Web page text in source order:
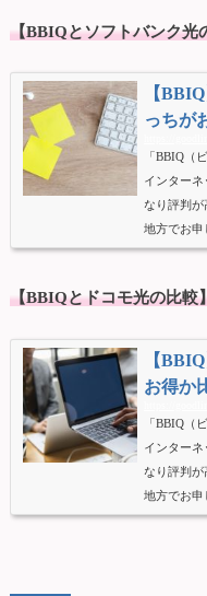
で候補に上
格安です
【BBIQとソフトバンク光
【
っちが
「BBIQ（
インター
なり評判が
地方でお申
しかし
「ソフトバ
安なこと
【BBIQとドコモ光の比較
【
お得か
「BBIQ（
インター
なり評判が
地方でお申
しかし